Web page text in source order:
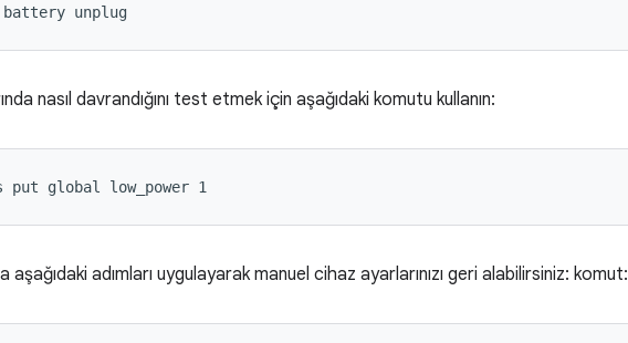
battery unplug
nasıl davrandığını test etmek için aşağıdaki komutu kullanın:
global low_power 1
adımları uygulayarak manuel cihaz ayarlarınızı geri alabilirsiniz: komut: